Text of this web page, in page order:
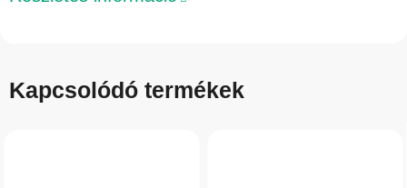
Kapcsolódó termékek